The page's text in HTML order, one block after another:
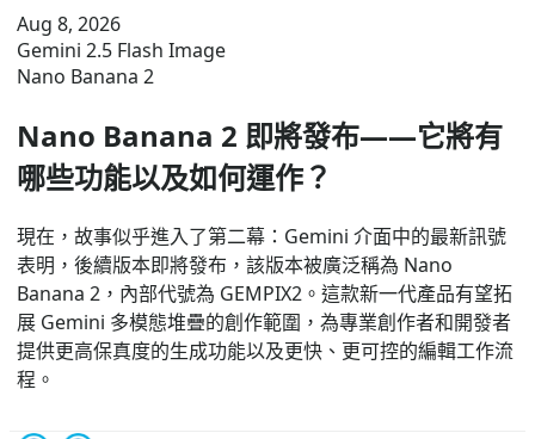
Aug 8, 2026
Gemini 2.5 Flash Image
Nano Banana 2
Nano Banana 2 即將發布——它將有
哪些功能以及如何運作？
現在，故事似乎進入了第二幕：Gemini 介面中的最新訊號
表明，後續版本即將發布，該版本被廣泛稱為 Nano
Banana 2，內部代號為 GEMPIX2。這款新一代產品有望拓
展 Gemini 多模態堆疊的創作範圍，為專業創作者和開發者
提供更高保真度的生成功能以及更快、更可控的編輯工作流
程。